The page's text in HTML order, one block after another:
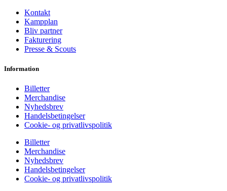
Kontakt
Kampplan
Bliv partner
Fakturering
Presse & Scouts
Information
Billetter
Merchandise
Nyhedsbrev
Handelsbetingelser
Cookie- og privatlivspolitik
Billetter
Merchandise
Nyhedsbrev
Handelsbetingelser
Cookie- og privatlivspolitik